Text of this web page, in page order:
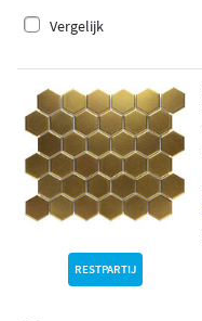
Vergelijk
RESTPARTIJ